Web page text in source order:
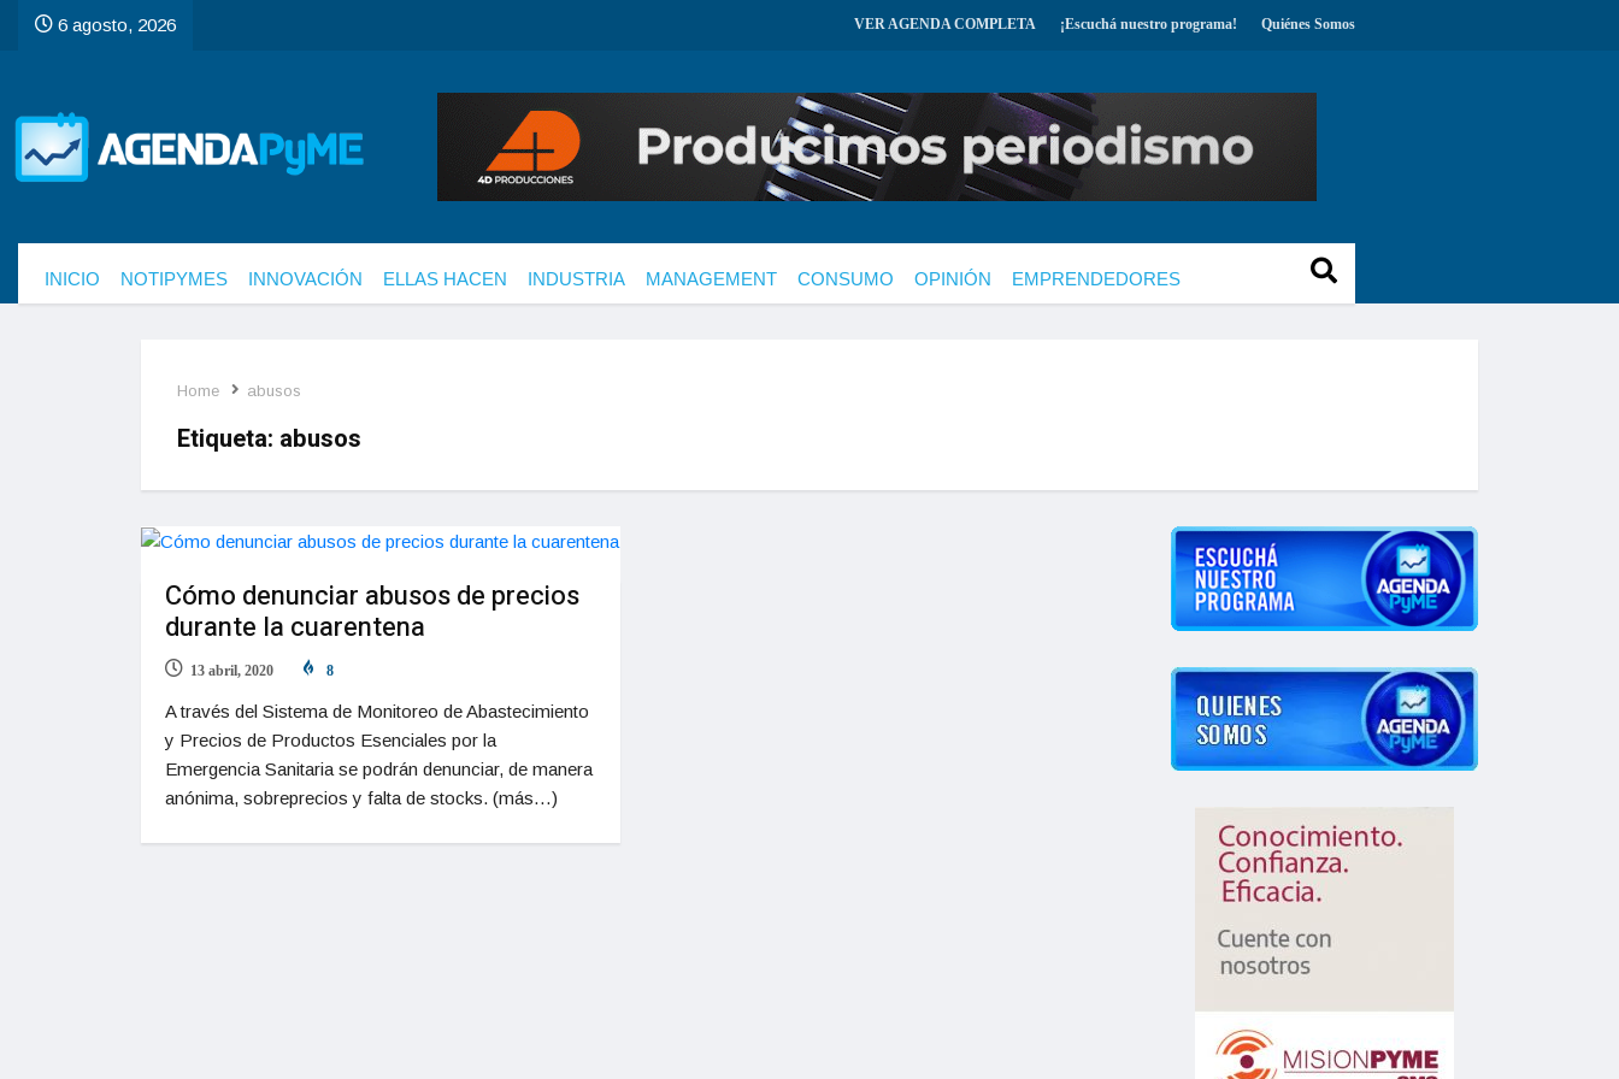
6 agosto, 2026 VER AGENDA COMPLETA ¡Escuchá nuestro programa! Quiénes Somos
INICIO NOTIPYMES INNOVACIÓN ELLAS HACEN INDUSTRIA MANAGEMENT CONSUMO OPINIÓN EMPRENDEDORES
Home abusos
Etiqueta: abusos
Cómo denunciar abusos de precios
durante la cuarentena
13 abril, 2020 8
A través del Sistema de Monitoreo de Abastecimiento
y Precios de Productos Esenciales por la
Emergencia Sanitaria se podrán denunciar, de manera
anónima, sobreprecios y falta de stocks. (más…)